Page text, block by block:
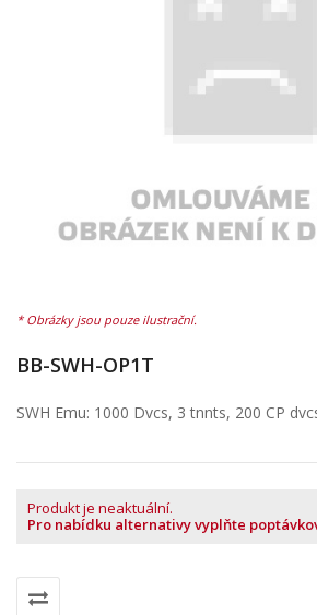
BB-SWH-OP1T
SWH Emu: 1000 Dvcs, 3 tnnts, 200 CP
Produkt je neaktuální.
Pro nabídku alternativy vyplňte